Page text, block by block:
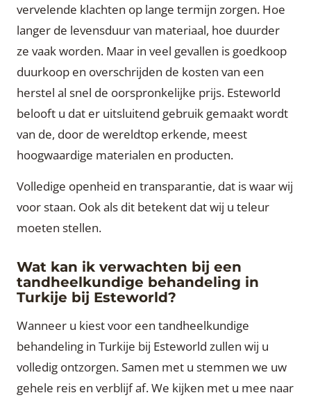
vervelende klachten op lange termijn zorgen. Hoe
langer de levensduur van materiaal, hoe duurder
ze vaak worden. Maar in veel gevallen is goedkoop
duurkoop en overschrijden de kosten van een
herstel al snel de oorspronkelijke prijs. Esteworld
belooft u dat er uitsluitend gebruik gemaakt wordt
van de, door de wereldtop erkende, meest
hoogwaardige materialen en producten.
Volledige openheid en transparantie, dat is waar wij
voor staan. Ook als dit betekent dat wij u teleur
moeten stellen.
Wat kan ik verwachten bij een
tandheelkundige behandeling in
Turkije bij Esteworld?
Wanneer u kiest voor een tandheelkundige
behandeling in Turkije bij Esteworld zullen wij u
volledig ontzorgen. Samen met u stemmen we uw
gehele reis en verblijf af. We kijken met u mee naar